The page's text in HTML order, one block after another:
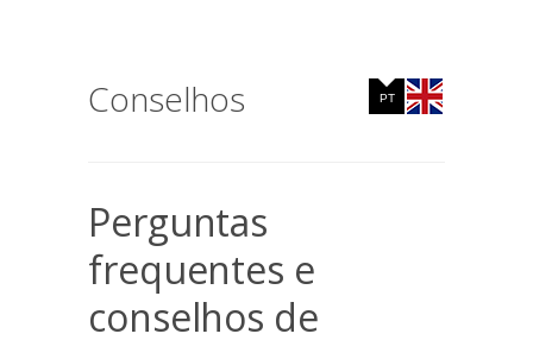
PT
Conselhos
Perguntas
frequentes e
conselhos de